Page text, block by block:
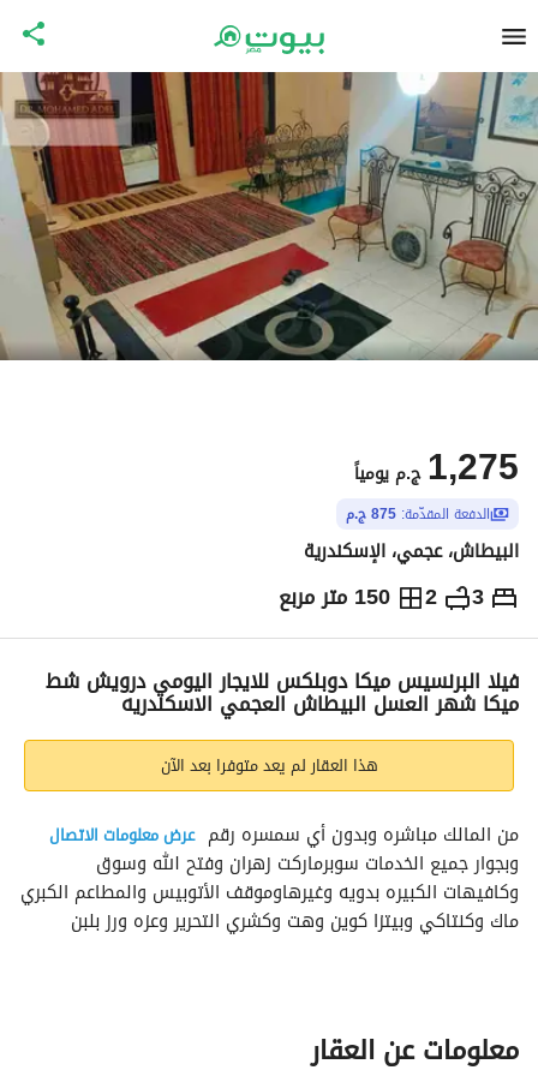
ج.م 1,275 يومياً
الدفعة المقدّمة: 875 ج.م
البيطاش، عجمي، الإسكندرية
3
2 150 متر مربع ج.م1,275 يومياً
الاماكن القريبة
فيلا البرنسيس ميكا دوبلكس للايجار اليومي درويش شط
ميكا شهر العسل البيطاش العجمي الاسكندريه
هذا العقار لم يعد متوفرا بعد الآن
من المالك مباشره وبدون أي سمسره رقم عرض معلومات الاتصال
معلومات عن العقار